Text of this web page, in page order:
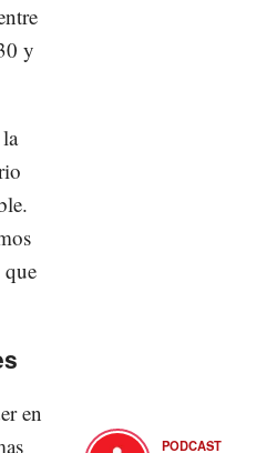
y
en
PODCAST